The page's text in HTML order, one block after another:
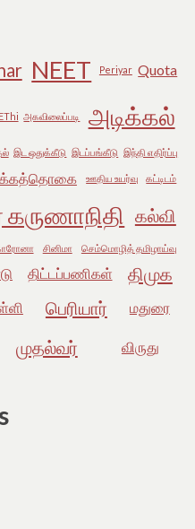
NEET Periyar Quota
அகவிலைப்படி அடிக்கல்
இட ஒதுக்கீடு இடப்பங்கீடு இந்தி எதிர்ப்பு
ஊதிய உயர்வு கட்டிடம்
கல்வி
சினிமா செம்மொழித் தமிழாய்வு
திட்டப்பணிகள்
திமுக
பெரியார் மதுரை
முதல்வர் விருது